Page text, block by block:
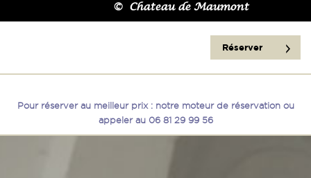
© Chateau de Maumont
Réserver
Pour réserver au meilleur prix : notre moteur de réservation ou
appeler au 06 81 29 99 56